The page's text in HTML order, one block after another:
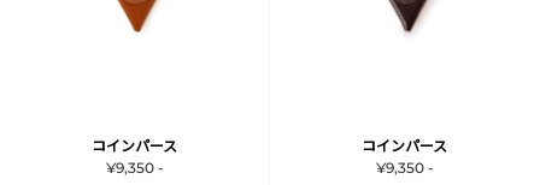
コインパース
¥9,350 -
コインパース
¥9,350 -